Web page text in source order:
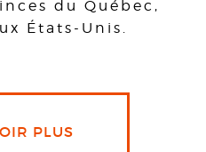
du Québec,
États-Unis.
PLUS